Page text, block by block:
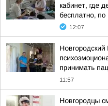
кабинет, где
бесплатно,
12:07
Новгородский
принимать
11:57
Новгородцы